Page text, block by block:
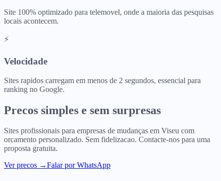
Site 100% optimizado para telemovel, onde a maioria das pesquisas
locais acontecem.
⚡
Velocidade
Sites rapidos carregam em menos de 2 segundos, essencial para
ranking no Google.
Precos simples e sem surpresas
Sites profissionais para empresas de mudanças em Viseu com
orcamento personalizado. Sem fidelizacao. Contacte-nos para uma
proposta gratuita.
Ver precos →Falar por WhatsApp